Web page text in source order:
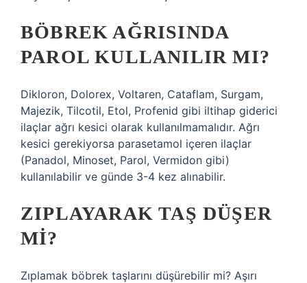
BÖBREK AĞRISINDA
PAROL KULLANILIR MI?
Dikloron, Dolorex, Voltaren, Cataflam, Surgam,
Majezik, Tilcotil, Etol, Profenid gibi iltihap giderici
ilaçlar ağrı kesici olarak kullanılmamalıdır. Ağrı
kesici gerekiyorsa parasetamol içeren ilaçlar
(Panadol, Minoset, Parol, Vermidon gibi)
kullanılabilir ve günde 3-4 kez alınabilir.
ZIPLAYARAK TAŞ DÜŞER
MI?
Zıplamak böbrek taşlarını düşürebilir mi? Aşırı